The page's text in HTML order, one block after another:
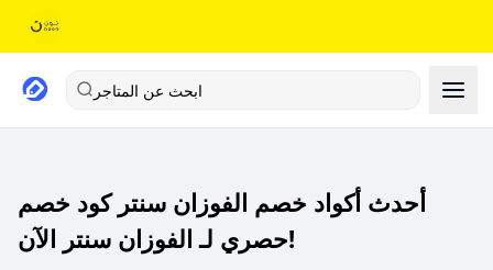
ابحث عن المتاجر
أحدث أكواد خصم الفوزان سنتر كود خصم
حصري لـ الفوزان سنتر الآن!